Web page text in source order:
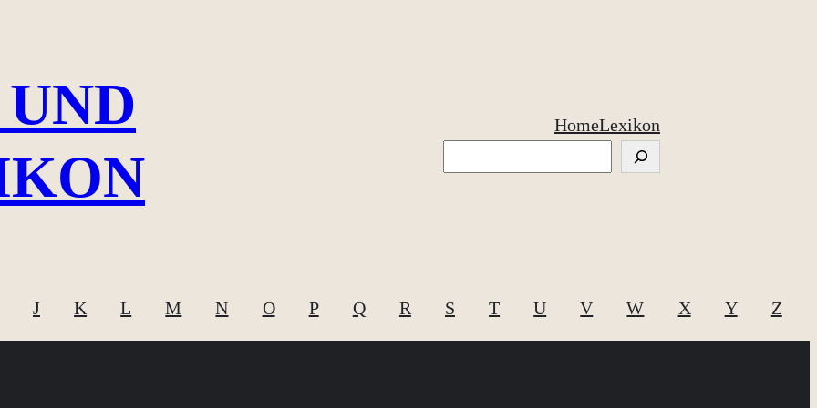
HomeLexikon
J K L M N O P Q R S T U V W X Y Z